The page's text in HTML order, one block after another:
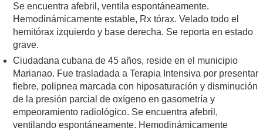
Se encuentra afebril, ventila espontáneamente.
Hemodinámicamente estable, Rx tórax. Velado todo el
hemitórax izquierdo y base derecha. Se reporta en estado
grave.
Ciudadana cubana de 45 años, reside en el municipio
Marianao. Fue trasladada a Terapia Intensiva por presentar
fiebre, polipnea marcada con hiposaturación y disminución
de la presión parcial de oxígeno en gasometría y
empeoramiento radiológico. Se encuentra afebril,
ventilando espontáneamente. Hemodinámicamente